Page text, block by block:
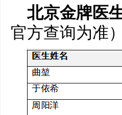
北京金牌医
官方查询为准